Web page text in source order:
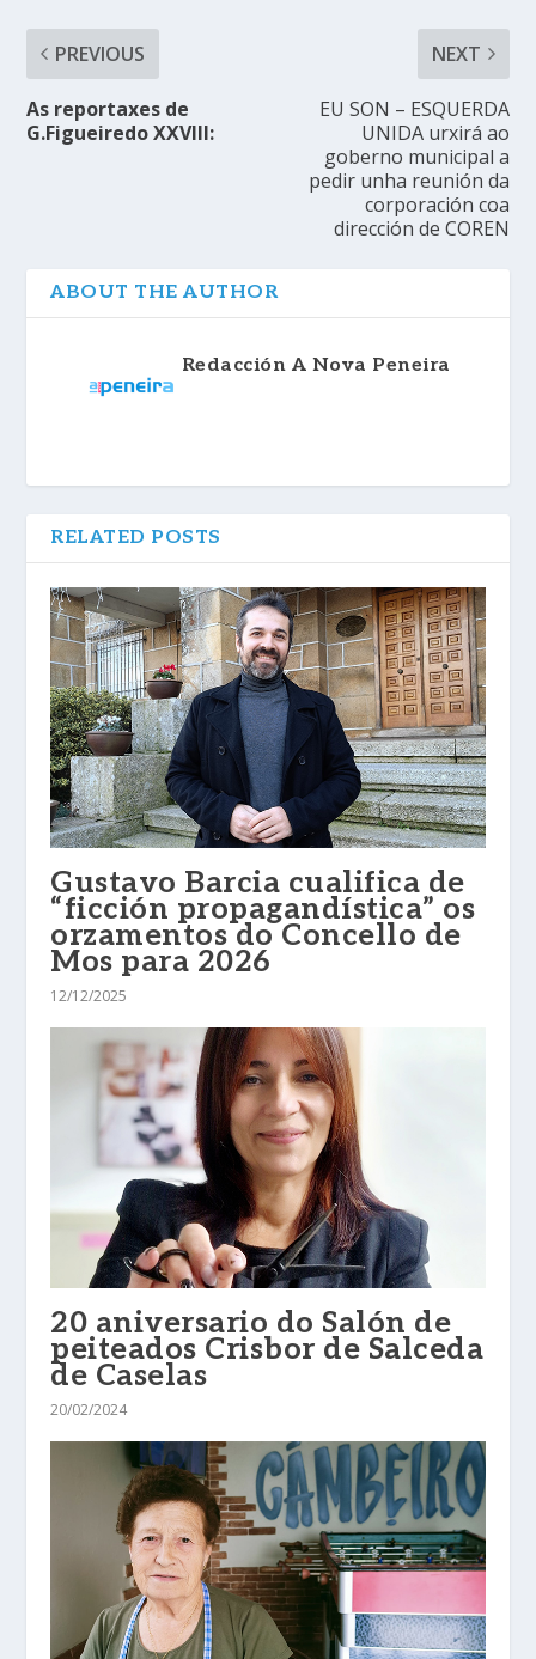
PREVIOUS
As reportaxes de
G.Figueiredo XXVIII:
NEXT
EU SON – ESQUERDA
UNIDA urxirá ao
goberno municipal a
pedir unha reunión da
corporación coa
dirección de COREN
ABOUT THE AUTHOR
Redacción A Nova Peneira
RELATED POSTS
Gustavo Barcia cualifica de
“ficción propagandística” os
orzamentos do Concello de
Mos para 2026
12/12/2025
20 aniversario do Salón de
peiteados Crisbor de Salceda
de Caselas
20/02/2024